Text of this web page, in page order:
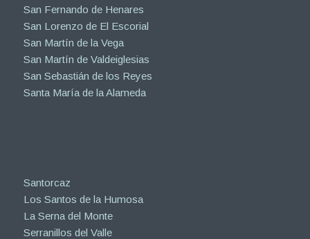
San Fernando de Henares
San Lorenzo de El Escorial
San Martín de la Vega
San Martín de Valdeiglesias
San Sebastián de los Reyes
Santa María de la Alameda
Santorcaz
Los Santos de la Humosa
La Serna del Monte
Serranillos del Valle